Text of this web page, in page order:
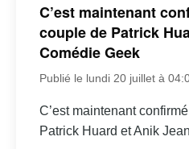
C’est maintenant
couple de Patrick
Comédie Geek
Publié le lundi 20 juillet à
C’est maintenant
Patrick Huard et Anik Jean